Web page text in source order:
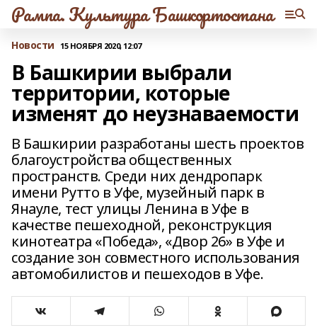
Рампа. Культура Башкортостана
Новости 15 НОЯБРЯ 2020, 12:07
В Башкирии выбрали
территории, которые
изменят до неузнаваемости
В Башкирии разработаны шесть проектов
благоустройства общественных
пространств. Среди них дендропарк
имени Рутто в Уфе, музейный парк в
Янауле, тест улицы Ленина в Уфе в
качестве пешеходной, реконструкция
кинотеатра «Победа», «Двор 26» в Уфе и
создание зон совместного использования
автомобилистов и пешеходов в Уфе.